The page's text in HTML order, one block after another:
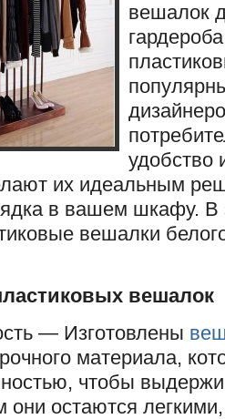
вешалок
удобство
их идеальным
в вашем шкафу. В
вешалки
вешалок
— Изготовлены
материала,
чтобы
остаются легкими,